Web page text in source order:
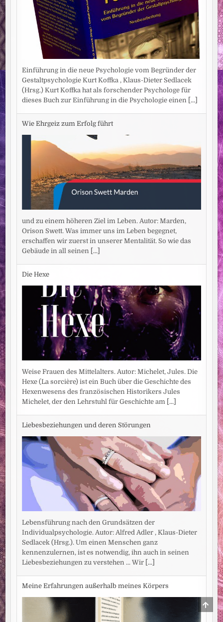
Einführung in die neue Psychologie vom Begründer der
Gestaltpsychologie Kurt Koffka , Klaus-Dieter Sedlacek
(Hrsg.) Kurt Koffka hat als forschender Psychologe für
dieses Buch zur Einführung in die Psychologie einen
[...]
Wie Ehrgeiz zum Erfolg führt
und zu einem höheren Ziel im Leben. Autor: Marden,
Orison Swett. Was immer uns im Leben begegnet,
erschaffen wir zuerst in unserer Mentalität. So wie das
Gebäude in all seinen
[...]
Die Hexe
Weise Frauen des Mittelalters. Autor: Michelet, Jules. Die
Hexe (La sorcière) ist ein Buch über die Geschichte des
Hexenwesens des französischen Historikers Jules
Michelet, der den Lehrstuhl für Geschichte am
[...]
Liebesbeziehungen und deren Störungen
Lebensführung nach den Grundsätzen der
Individualpsychologie. Autor: Alfred Adler , Klaus-Dieter
Sedlacek (Hrsg.). Um einen Menschen ganz
kennenzulernen, ist es notwendig, ihn auch in seinen
Liebesbeziehungen zu verstehen ... Wir [...]
Meine Erfahrungen außerhalb meines Körpers
TO
TOP